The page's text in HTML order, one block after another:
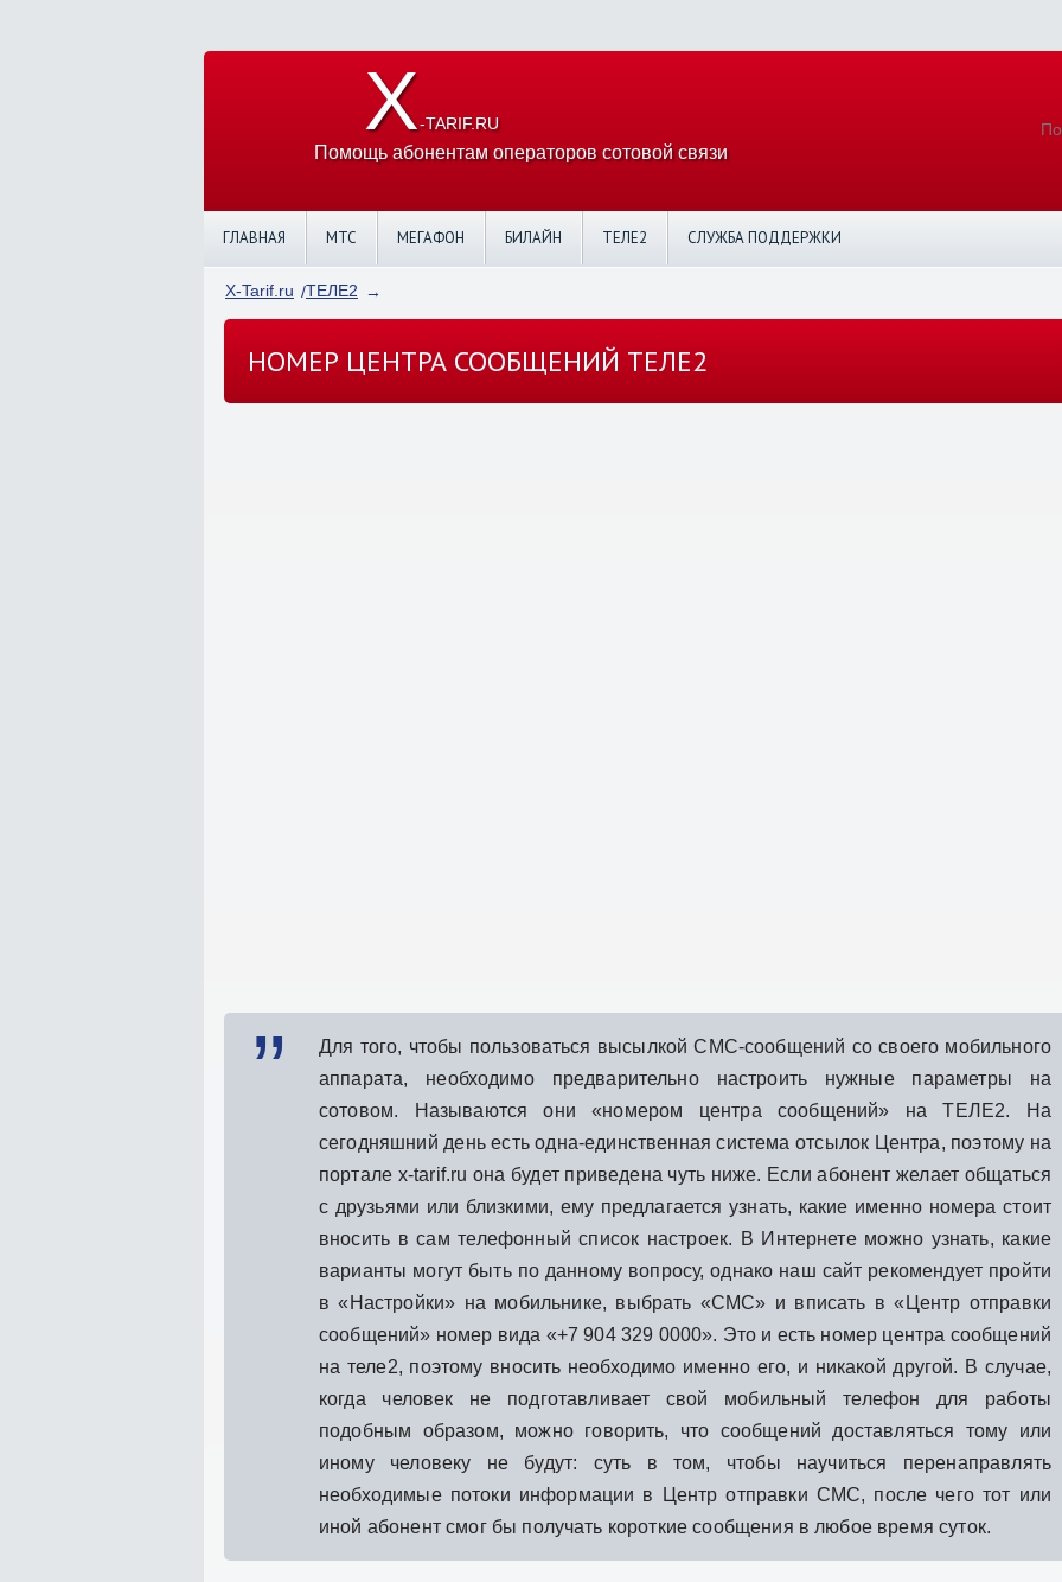
X-TARIF.RU
Помощь абонентам операторов сотовой связи
ГЛАВНАЯ МТС МЕГАФОН БИЛАЙН ТЕЛЕ2 СЛУЖБА ПОДДЕРЖКИ
X-Tarif.ru ТЕЛЕ2
НОМЕР ЦЕНТРА СООБЩЕНИЙ ТЕЛЕ2
Для того, чтобы пользоваться высылкой СМС-сообщений со своего мобильного
аппарата, необходимо предварительно настроить нужные параметры на
сотовом. Называются они «номером центра сообщений» на ТЕЛЕ2. На
сегодняшний день есть одна-единственная система отсылок Центра, поэтому на
портале x-tarif.ru она будет приведена чуть ниже. Если абонент желает общаться
с друзьями или близкими, ему предлагается узнать, какие именно номера стоит
вносить в сам телефонный список настроек. В Интернете можно узнать, какие
варианты могут быть по данному вопросу, однако наш сайт рекомендует пройти
в «Настройки» на мобильнике, выбрать «СМС» и вписать в «Центр отправки
сообщений» номер вида «+7 904 329 0000». Это и есть номер центра сообщений
на теле2, поэтому вносить необходимо именно его, и никакой другой. В случае,
когда человек не подготавливает свой мобильный телефон для работы
подобным образом, можно говорить, что сообщений доставляться тому или
иному человеку не будут: суть в том, чтобы научиться перенаправлять
необходимые потоки информации в Центр отправки СМС, после чего тот или
иной абонент смог бы получать короткие сообщения в любое время суток.